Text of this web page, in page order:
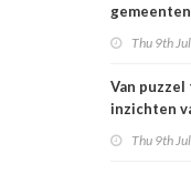
Thu 9th Jul
Van
inzichten
Thu 9th Jul